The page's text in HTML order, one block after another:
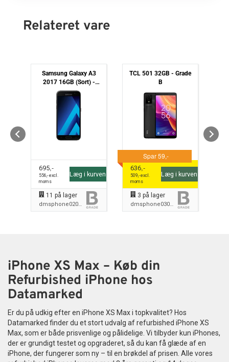
Relateret vare
Samsung Galaxy A3
2017 16GB (Sort) -
Grade B
695,-
556,- excl.
moms
Læg i kurven
11 på lager
dmsphone0207B
TCL 501 32GB - Grade
B
636,-
509,- excl.
moms
Læg i kurven
3 på lager
dmsphone0308B
iPhone XS Max – Køb din
Refurbished iPhone hos
Datamarked
Er du på udkig efter en iPhone XS Max i topkvalitet? Hos
Datamarked finder du et stort udvalg af refurbished iPhone XS
Max, som er både prisvenlige og pålidelige. Vi tilbyder kun iPhones,
der er grundigt testet og opgraderet, så du kan få glæde af en
iPhone, der fungerer som ny – til en brøkdel af prisen. Alle vores